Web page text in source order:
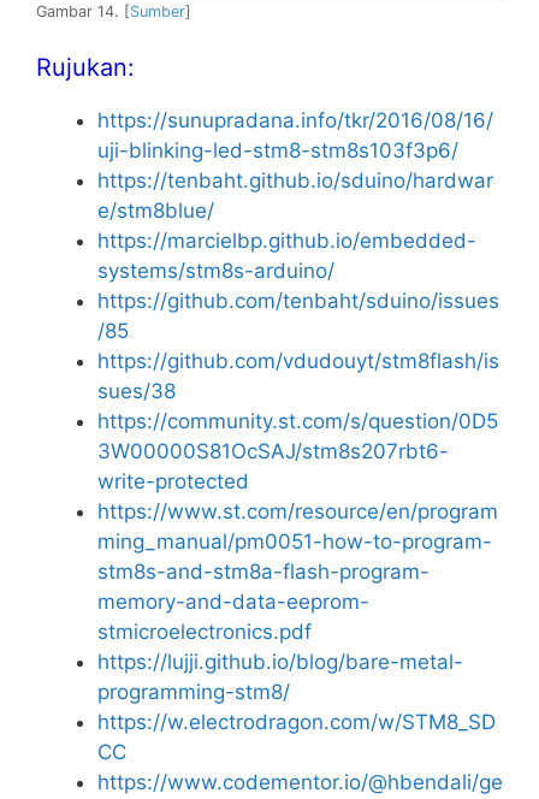
Gambar 14. [Sumber]
Rujukan:
https://sunupradana.info/tkr/2016/08/16/
uji-blinking-led-stm8-stm8s103f3p6/
https://tenbaht.github.io/sduino/hardwar
e/stm8blue/
https://marcielbp.github.io/embedded-
systems/stm8s-arduino/
https://github.com/tenbaht/sduino/issues
/85
https://github.com/vdudouyt/stm8flash/is
sues/38
https://community.st.com/s/question/0D5
3W00000S81OcSAJ/stm8s207rbt6-
write-protected
https://www.st.com/resource/en/program
ming_manual/pm0051-how-to-program-
stm8s-and-stm8a-flash-program-
memory-and-data-eeprom-
stmicroelectronics.pdf
https://lujji.github.io/blog/bare-metal-
programming-stm8/
https://w.electrodragon.com/w/STM8_SD
CC
https://www.codementor.io/@hbendali/ge